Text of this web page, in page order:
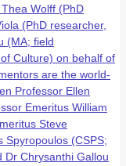
Wolff (PhD
(PhD researcher,
(MA; field
Culture) on behalf of
are the world-
Professor Ellen
Emeritus William
Steve
Spyropoulos (CSPS;
Dr Chrysanthi Gallou